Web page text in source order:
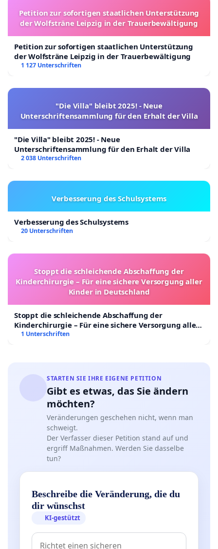
Petition zur sofortigen staatlichen Unterstützung
der Wolfsträne Leipzig in der Trauerbewältigung
Petition zur sofortigen staatlichen Unterstützung
der Wolfsträne Leipzig in der Trauerbewältigung
1 127 Unterschriften
"Die Villa" bleibt 2025! - Neue
Unterschriftensammlung für den Erhalt der Villa
"Die Villa" bleibt 2025! - Neue
Unterschriftensammlung für den Erhalt der Villa
2 038 Unterschriften
Verbesserung des Schulsystems
Verbesserung des Schulsystems
20 Unterschriften
Stoppt die schleichende Abschaffung der
Kinderchirurgie – Für eine sichere Versorgung aller
Kinder in Deutschland
Stoppt die schleichende Abschaffung der
Kinderchirurgie – Für eine sichere Versorgung aller
Kinder in Deutschland
1 Unterschriften
STARTEN SIE IHRE EIGENE PETITION
Gibt es etwas, das Sie ändern
möchten?
Veränderungen geschehen nicht, wenn man
schweigt.
Der Verfasser dieser Petition stand auf und
ergriff Maßnahmen. Werden Sie dasselbe
tun?
Beschreibe die Veränderung, die du
dir wünschst
KI-gestützt